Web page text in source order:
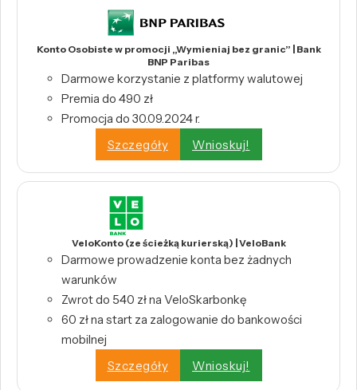
Konto Osobiste w promocji „Wymieniaj bez granic” | Bank
BNP Paribas
Darmowe korzystanie z platformy walutowej
Premia do 490 zł
Promocja do 30.09.2024 r.
Szczegóły
Wnioskuj!
VeloKonto (ze ścieżką kurierską) | VeloBank
Darmowe prowadzenie konta bez żadnych
warunków
Zwrot do 540 zł na VeloSkarbonkę
60 zł na start za zalogowanie do bankowości
mobilnej
Szczegóły
Wnioskuj!